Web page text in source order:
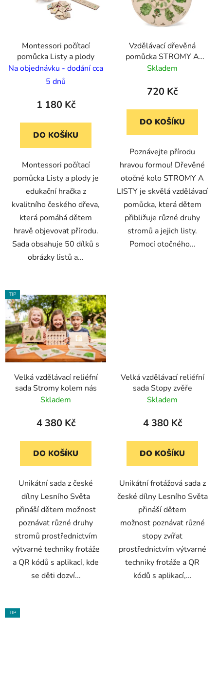
Montessori počítací
pomůcka Listy a plody
Na objednávku - dodání cca
5 dnů
1 180 Kč
DO KOŠÍKU
Montessori počítací
pomůcka Listy a plody je
edukační hračka z
kvalitního českého dřeva,
která pomáhá dětem
hravě objevovat přírodu.
Sada obsahuje 50 dílků s
obrázky listů a...
Vzdělávací dřevěná
pomůcka STROMY A
LISTY - otočné kolo
Skladem
720 Kč
DO KOŠÍKU
Poznávejte přírodu
hravou formou! Dřevěné
otočné kolo STROMY A
LISTY je skvělá vzdělávací
pomůcka, která dětem
přibližuje různé druhy
stromů a jejich listy.
Pomocí otočného...
TIP
Velká vzdělávací reliéfní
sada Stromy kolem nás
Skladem
4 380 Kč
DO KOŠÍKU
Unikátní sada z české
dílny Lesního Světa
přináší dětem možnost
poznávat různé druhy
stromů prostřednictvím
výtvarné techniky frotáže
a QR kódů s aplikací, kde
se děti dozví...
Velká vzdělávací reliéfní
sada Stopy zvěře
Skladem
4 380 Kč
DO KOŠÍKU
Unikátní frotážová sada z
české dílny Lesního Světa
přináší dětem
možnost poznávat různé
stopy zvířat
prostřednictvím výtvarné
techniky frotáže a QR
kódů s aplikací,...
TIP